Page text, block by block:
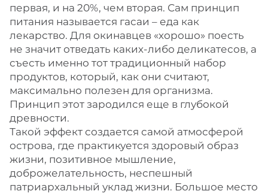
первая, и на 20%, чем вторая. Сам принцип
питания называется гасаи – еда как
лекарство. Для окинавцев «хорошо» поесть
не значит отведать каких-либо деликатесов, а
съесть именно тот традиционный набор
продуктов, который, как они считают,
максимально полезен для организма.
Принцип этот зародился еще в глубокой
древности.
Такой эффект создается самой атмосферой
острова, где практикуется здоровый образ
жизни, позитивное мышление,
доброжелательность, неспешный
патриархальный уклад жизни. Большое место